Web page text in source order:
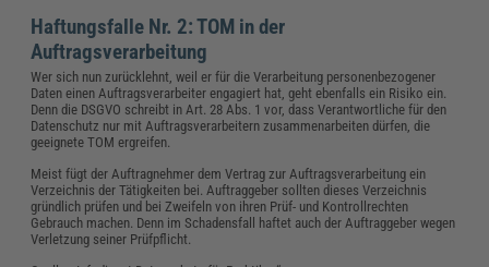
Haftungsfalle Nr. 2: TOM in der
Auftragsverarbeitung
Wer sich nun zurücklehnt, weil er für die Verarbeitung personenbezogener
Daten einen Auftragsverarbeiter engagiert hat, geht ebenfalls ein Risiko ein.
Denn die DSGVO schreibt in Art. 28 Abs. 1 vor, dass Verantwortliche für den
Datenschutz nur mit Auftragsverarbeitern zusammenarbeiten dürfen, die
geeignete TOM ergreifen.
Meist fügt der Auftragnehmer dem Vertrag zur Auftragsverarbeitung ein
Verzeichnis der Tätigkeiten bei. Auftraggeber sollten dieses Verzeichnis
gründlich prüfen und bei Zweifeln von ihren Prüf- und Kontrollrechten
Gebrauch machen. Denn im Schadensfall haftet auch der Auftraggeber wegen
Verletzung seiner Prüfpflicht.